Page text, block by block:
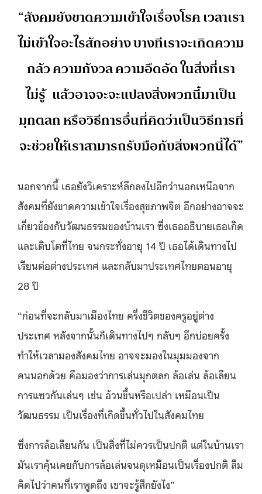
“สังคมยังขาดความเข้าใจเรื่องโรค เวลาเรา
ไม่เข้าใจอะไรสักอย่าง บางทีเราจะเกิดความ
กลัว ความกังวล ความอึดอัด ในสิ่งที่เรา
ไม่รู้ แล้วอาจจะจะแปลงสิ่งพวกนี้มาเป็น
มุกตลก หรือวิธีการอื่นที่คิดว่าเป็นวิธีการที่
จะช่วยให้เราสามารถรับมือกับสิ่งพวกนี้ได้”
นอกจากนี้ เธอยังวิเคราะห์ลึกลงไปอีกว่านอกเหนือจาก
สังคมที่ยังขาดความเข้าใจเรื่องสุขภาพจิต อีกอย่างอาจจะ
เกี่ยวข้องกับวัฒนธรรมของบ้านเรา ซึ่งเธออธิบายเธอเกิด
และเติบโตที่ไทย จนกระทั่งอายุ 14 ปี เธอได้เดินทางไป
เรียนต่อต่างประเทศ และกลับมาประเทศไทยตอนอายุ
28 ปี
“ก่อนที่จะกลับมาเมืองไทย ครึ่งชีวิตของครูอยู่ต่าง
ประเทศ หลังจากนั้นก็เดินทางไปๆ กลับๆ อีกบ่อยครั้ง
ทำให้เวลามองสังคมไทย อาจจะมองในมุมมองจาก
คนนอกด้วย คือมองว่าการเล่นมุกตลก ล้อเล่น ล้อเลียน
การแซวกันเล่นๆ เช่น อ้วนขึ้นหรือเปล่า เหมือนเป็น
วัฒนธรรม เป็นเรื่องที่เกิดขึ้นทั่วไปในสังคมไทย
ซึ่งการล้อเลียนกัน เป็นสิ่งที่ไม่ควรเป็นปกติ แต่ในบ้านเรา
มันเราคุ้นเคยกับการล้อเล่นจนดุเหมือนเป็นเรื่องปกติ ลืม
คิดไปว่าคนที่เราพูดถึง เขาจะรู้สึกยังไง”